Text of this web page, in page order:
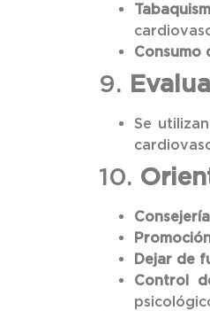
Consumo
9.
Se
10.
Dejar de
Control